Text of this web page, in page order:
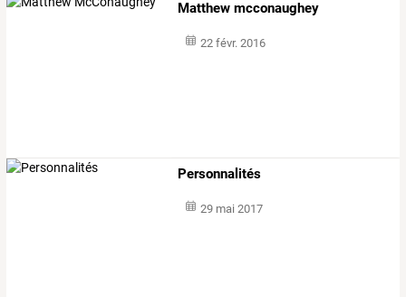
Matthew mcconaughey
22 févr. 2016
Personnalités
29 mai 2017